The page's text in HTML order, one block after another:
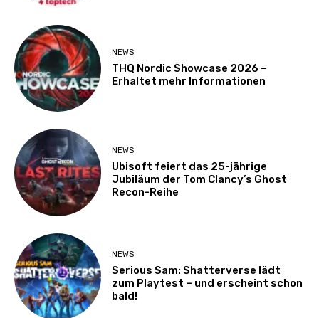
NEWS
THQ Nordic Showcase 2026 –
Erhaltet mehr Informationen
NEWS
Ubisoft feiert das 25-jährige
Jubiläum der Tom Clancy’s Ghost
Recon-Reihe
NEWS
Serious Sam: Shatterverse lädt
zum Playtest – und erscheint schon
bald!